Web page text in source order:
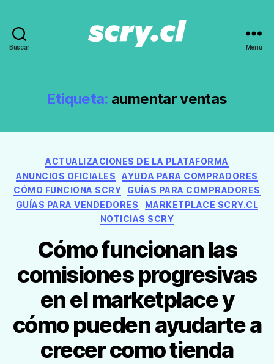
Buscar
recomendaciones
de
Menú
Etiqueta: aumentar ventas
Categorías
ACTUALIZACIONES DE LA PLATAFORMA
ANUNCIOS OFICIALES
AYUDA PARA COMPRADORES
CÓMO FUNCIONA SCRY
GUÍAS PARA COMPRADORES
GUÍAS PARA VENDEDORES
MARKETPLACE SCRY.CL
NOTICIAS SCRY
Cómo funcionan las
comisiones progresivas
en el marketplace y
cómo pueden ayudarte a
crecer como tienda